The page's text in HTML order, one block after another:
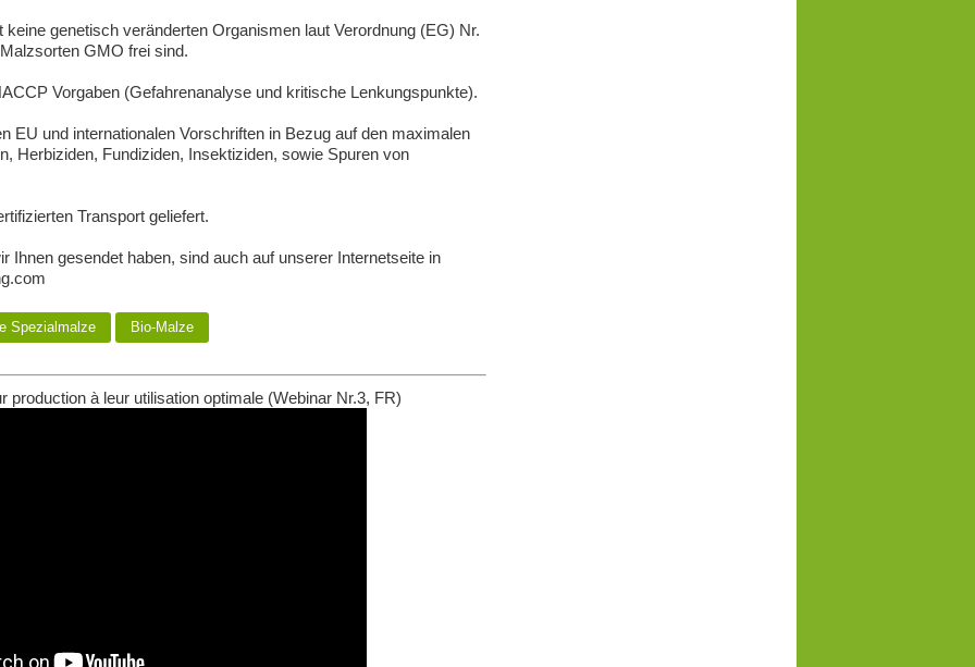
genetisch veränderten Organismen laut Verordnung (EG) Nr.
GMO frei sind.
Vorgaben (Gefahrenanalyse und kritische Lenkungspunkte).
EU und internationalen Vorschriften in Bezug auf den maximalen
Herbiziden, Fundiziden, Insektiziden, sowie Spuren von
Transport geliefert.
Ihnen gesendet haben, sind auch auf unserer Internetseite in
Spezialmalze Bio-Malze
production à leur utilisation optimale (Webinar Nr.3, FR)